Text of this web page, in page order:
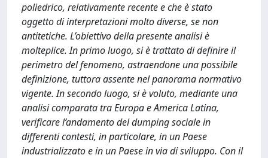
poliedrico, relativamente recente e che è stato
oggetto di interpretazioni molto diverse, se non
antitetiche. L’obiettivo della presente analisi è
molteplice. In primo luogo, si è trattato di definire il
perimetro del fenomeno, astraendone una possibile
definizione, tuttora assente nel panorama normativo
vigente. In secondo luogo, si è voluto, mediante una
analisi comparata tra Europa e America Latina,
verificare l’andamento del dumping sociale in
differenti contesti, in particolare, in un Paese
industrializzato e in un Paese in via di sviluppo. Con il